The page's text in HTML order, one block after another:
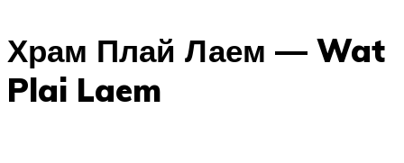
Храм Плай Лаем — Wat
Plai Laem